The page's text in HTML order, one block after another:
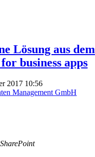
Lösung aus dem
business apps
2017 10:56
Management GmbH